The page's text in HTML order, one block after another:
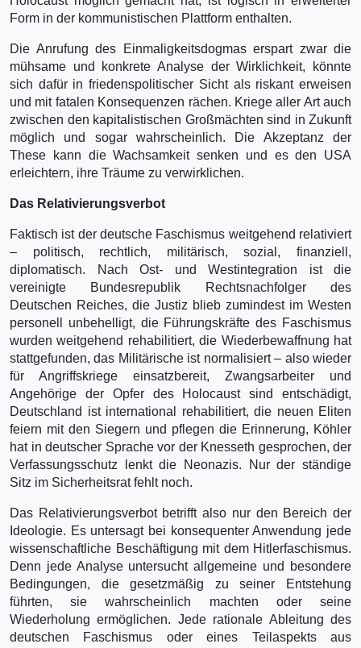
Form in der kommunistischen Plattform enthalten.
Die Anrufung des Einmaligkeitsdogmas erspart zwar die
mühsame und konkrete Analyse der Wirklichkeit, könnte
sich dafür in friedenspolitischer Sicht als riskant erweisen
und mit fatalen Konsequenzen rächen. Kriege aller Art auch
zwischen den kapitalistischen Großmächten sind in Zukunft
möglich und sogar wahrscheinlich. Die Akzeptanz der
These kann die Wachsamkeit senken und es den USA
erleichtern, ihre Träume zu verwirklichen.
Das Relativierungsverbot
Faktisch ist der deutsche Faschismus weitgehend relativiert
– politisch, rechtlich, militärisch, sozial, finanziell,
diplomatisch. Nach Ost- und Westintegration ist die
vereinigte Bundesrepublik Rechtsnachfolger des
Deutschen Reiches, die Justiz blieb zumindest im Westen
personell unbehelligt, die Führungskräfte des Faschismus
wurden weitgehend rehabilitiert, die Wiederbewaffnung hat
stattgefunden, das Militärische ist normalisiert – also wieder
für Angriffskriege einsatzbereit, Zwangsarbeiter und
Angehörige der Opfer des Holocaust sind entschädigt,
Deutschland ist international rehabilitiert, die neuen Eliten
feiern mit den Siegern und pflegen die Erinnerung, Köhler
hat in deutscher Sprache vor der Knesseth gesprochen, der
Verfassungsschutz lenkt die Neonazis. Nur der ständige
Sitz im Sicherheitsrat fehlt noch.
Das Relativierungsverbot betrifft also nur den Bereich der
Ideologie. Es untersagt bei konsequenter Anwendung jede
wissenschaftliche Beschäftigung mit dem Hitlerfaschismus.
Denn jede Analyse untersucht allgemeine und besondere
Bedingungen, die gesetzmäßig zu seiner Entstehung
führten, sie wahrscheinlich machten oder seine
Wiederholung ermöglichen. Jede rationale Ableitung des
deutschen Faschismus oder eines Teilaspekts aus